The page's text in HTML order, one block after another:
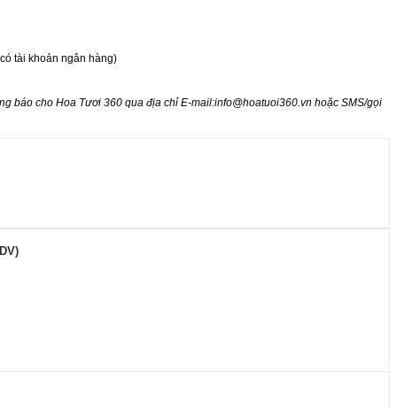
tài khoản ngân hàng)
báo cho Hoa Tươi 360 qua địa chỉ E-mail:info@hoatuoi360.vn hoặc SMS/gọi